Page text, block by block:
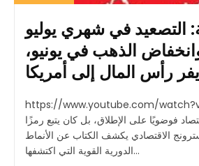
التصعيد في شهري يوليو
الذهب في يونيو،
رأس المال إلى أمريكا
https://www.youtube.com/
فوضويًا على الإطلاق، بل كان يتبع رمزًا
ارمسترونج الاقتصادي يكشف الكتاب عن الأنماط
الدورية القوية التي اكتشفها...